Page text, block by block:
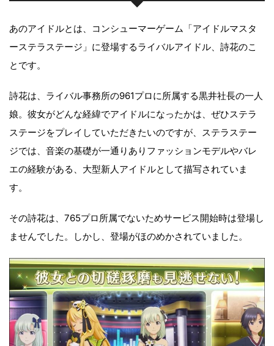
あのアイドルとは、コンシューマーゲーム「アイドルマスタ
ーステラステージ」に登場するライバルアイドル、詩花のこ
とです。
詩花は、ライバル事務所の961プロに所属する黒井社長の一人
娘。彼女がどんな経緯でアイドルになったかは、ぜひステラ
ステージをプレイしていただきたいのですが、ステラステー
ジでは、音楽の基礎が一通りありファッションモデルやバレ
エの経験がある、大型新人アイドルとして描写されていま
す。
その詩花は、765プロ所属でないためサービス開始時は登場し
ませんでした。しかし、登場がほのめかされていました。